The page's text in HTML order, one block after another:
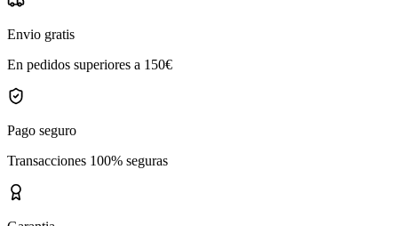
Envio gratis
En pedidos superiores a 150€
Pago seguro
Transacciones 100% seguras